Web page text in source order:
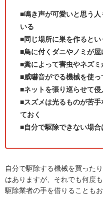
■鳴き声が可愛いと思う
いる
■同じ場所に巣を作るとい
■鳥に付くダニやノミが
■糞によって害虫やネズ
■威嚇音がでる機械を使っ
■ネットを張り巡らせて侵
■スズメは光るものが苦
ておく
■自分で駆除できない場
自分で駆除する機械を買った
はありますが、それでも何度
駆除業者の手を借りることも